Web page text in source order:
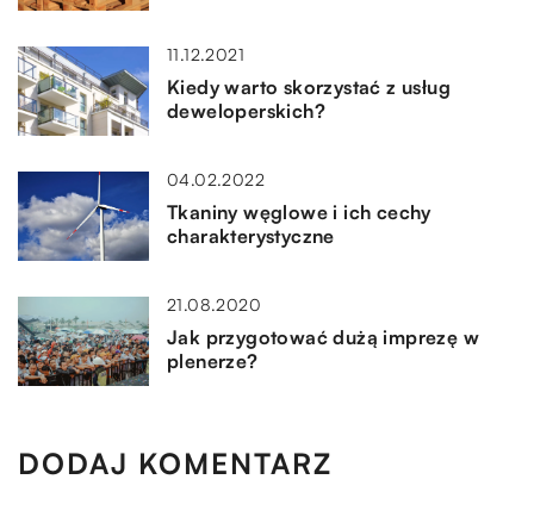
11.12.2021
Kiedy warto skorzystać z usług
deweloperskich?
04.02.2022
Tkaniny węglowe i ich cechy
charakterystyczne
21.08.2020
Jak przygotować dużą imprezę w
plenerze?
DODAJ KOMENTARZ